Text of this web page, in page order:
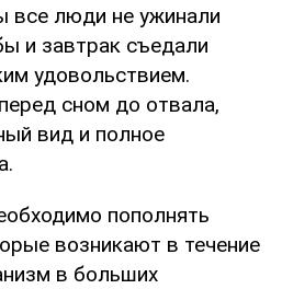
все люди не ужинали
и завтрак съедали
удовольствием.
сном до отвала,
вид и полное
пополнять
возникают в течение
в больших